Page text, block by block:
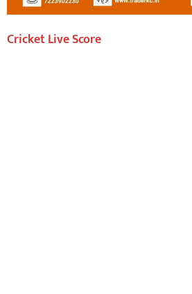
Cricket Live Score